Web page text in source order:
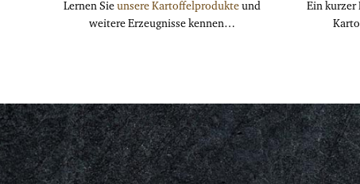
Lernen Sie unsere Kartoffelprodukte und
weitere Erzeugnisse kennen…
Ein kurzer